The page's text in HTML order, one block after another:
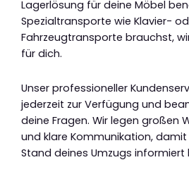
Lagerlösung für deine Möbel
Spezialtransporte wie Klavier-
Fahrzeugtransporte brauchst,
für dich.
Unser professioneller
jederzeit zur Verfügung und
deine Fragen. Wir legen großen
und klare Kommunikation,
Stand deines Umzugs informiert